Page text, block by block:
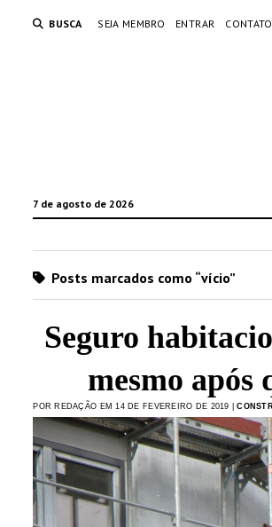
BUSCA SEJA MEMBRO ENTRAR CONTATO
7 de agosto de 2026
Posts marcados como “vício”
Seguro
mesmo após
POR REDAÇÃO EM 14 DE FEVEREIRO DE 2019 |